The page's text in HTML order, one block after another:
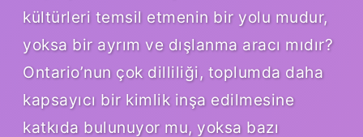
kültürleri temsil etmenin bir yolu mudur,
yoksa bir ayrım ve dışlanma aracı mıdır?
Ontario’nun çok dilliliği, toplumda daha
kapsayıcı bir kimlik inşa edilmesine
katkıda bulunuyor mu, yoksa bazı